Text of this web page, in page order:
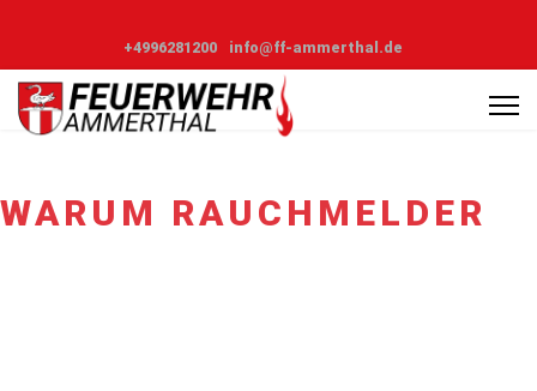
+4996281200 info@ff-ammerthal.de
WARUM RAUCHMELDER